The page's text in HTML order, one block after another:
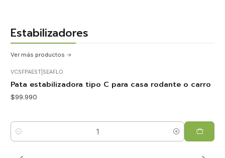
Estabilizadores
Ver más productos
VCSFPAEST SEAFLO
Pata estabilizadora tipo C para casa rodante o carro
$99.990
Cantidad